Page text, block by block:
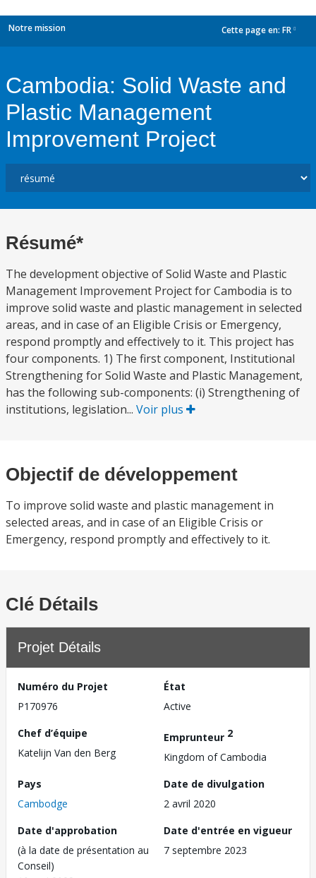
Notre mission Cette page en: FR
Cambodia: Solid Waste and
Plastic Management
Improvement Project
Résumé*
The development objective of Solid Waste and Plastic
Management Improvement Project for Cambodia is to
improve solid waste and plastic management in selected
areas, and in case of an Eligible Crisis or Emergency,
respond promptly and effectively to it. This project has
four components. 1) The first component, Institutional
Strengthening for Solid Waste and Plastic Management,
has the following sub-components: (i) Strengthening of
institutions, legislation... Voir plus
Objectif de développement
To improve solid waste and plastic management in
selected areas, and in case of an Eligible Crisis or
Emergency, respond promptly and effectively to it.
Clé Détails
Projet Détails
Numéro du Projet
P170976
État
Active
Chef d’équipe
Katelijn Van den Berg
Emprunteur 2
Kingdom of Cambodia
Pays
Cambodge
Date de divulgation
2 avril 2020
Date d'approbation
(à la date de présentation au
Conseil)
Date d'entrée en vigueur
7 septembre 2023